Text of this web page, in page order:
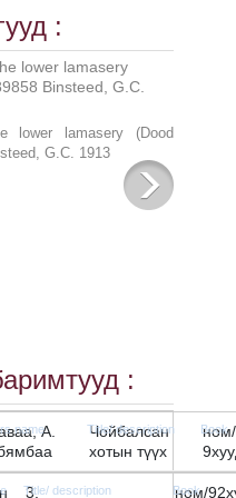
:
lower lamasery (Dood
G.C. 1913
:
А.
Чойбалсан
хотын түүх
3. ном/